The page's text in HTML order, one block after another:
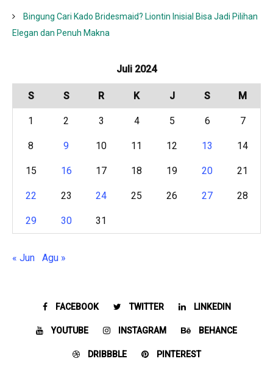
Bingung Cari Kado Bridesmaid? Liontin Inisial Bisa Jadi Pilihan
Elegan dan Penuh Makna
Juli 2024
S S R K J S M
1 2 3 4 5 6 7
8 9 10 11 12 13 14
15 16 17 18 19 20 21
22 23 24 25 26 27 28
29 30 31
« Jun Agu »
FACEBOOK TWITTER LINKEDIN
YOUTUBE INSTAGRAM BEHANCE
DRIBBBLE PINTEREST